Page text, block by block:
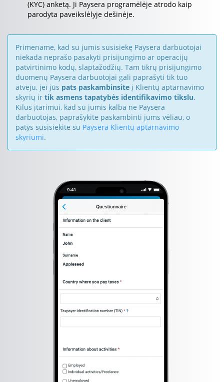
(KYC) anketą. Ji Paysera programėlėje atrodo kaip
parodyta paveikslėlyje dešinėje.
Primename, kad su jumis susisiekę Paysera darbuotojai
niekada neprašo pasakyti prisijungimo ar operacijų
patvirtinimo kodų, slaptažodžių. Tam tikrų prisijungimo
duomenų Paysera darbuotojai gali paprašyti tik tuo
atveju, jei jūs pats paskambinsite į Klientų aptarnavimo
skyrių ir tik asmens tapatybės identifikavimo tikslu.
Kilus įtarimui, kad su jumis kalba ne Paysera
darbuotojas, paprašykite paskambinti jums vėliau, o
patys susisiekite su Paysera Klientų aptarnavimo
skyriumi.